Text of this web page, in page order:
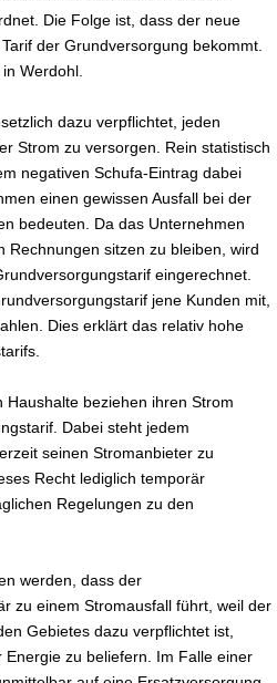
Die Folge ist, dass der neue
der Grundversorgung bekommt.
Werdohl.
dazu verpflichtet, jeden
Strom zu versorgen. Rein statistisch
negativen Schufa-Eintrag dabei
einen gewissen Ausfall bei der
bedeuten. Da das Unternehmen
Rechnungen sitzen zu bleiben, wird
eingerechnet.
jene Kunden mit,
Dies erklärt das relativ hohe
beziehen ihren Strom
Dabei steht jedem
seinen Stromanbieter zu
Recht lediglich temporär
Regelungen zu den
werden, dass der
zu einem Stromausfall führt, weil der
Gebietes dazu verpflichtet ist,
zu beliefern. Im Falle einer